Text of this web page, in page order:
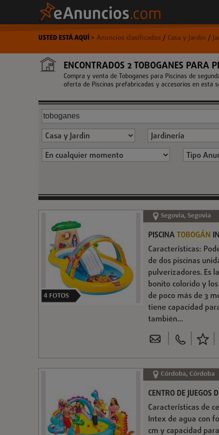
USTED ESTÁ AQUÍ> Anuncios clasificados/ Casa y Jardin /
ENCONTRADOS 2 TOBOGANES PARA
Compra y venta de Toboganes para Piscinas de
oferta de Piscinas prefabricadas y accesorios en esta
Segovia, Segovia
PISCINATOBOGÁN
Características:
de dos piscinas
pulverizadores. Es
bonito colorido y
de poco más de 3
tiene capacidad
también...
4 FOTOS
Córdoba, Córdoba
CENTRO DE JUEGOS
Características de
Intex de agua con
cm y capacidad